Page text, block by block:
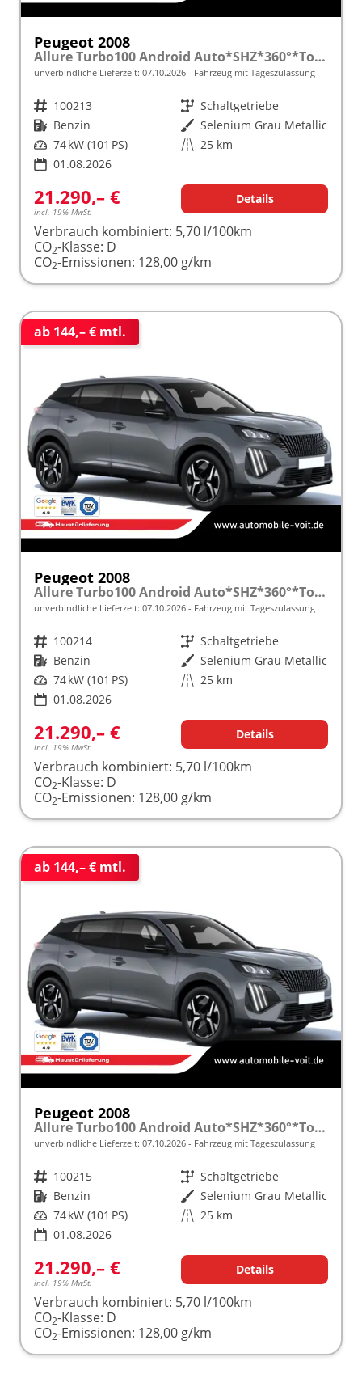
Peugeot 2008
Allure Turbo100 Android Auto*SHZ*360°*Totwinkel*Klimaauto
unverbindliche Lieferzeit: 07.10.2026 Fahrzeug mit Tageszulassung
Fahrzeugnr. 100213 Getriebe Schaltgetriebe
Kraftstoff Benzin Außenfarbe Selenium Grau Metallic
Leistung 74 kW (101 PS) Kilometerstand 25 km
01.08.2026
21.290,– €
incl. 19% MwSt.
Details
Verbrauch kombiniert: 5,70 l/100km
CO2-Klasse: D
CO2-Emissionen: 128,00 g/km
ab 144,– € mtl.
Peugeot 2008
Allure Turbo100 Android Auto*SHZ*360°*Totwinkel*Klimaauto
unverbindliche Lieferzeit: 07.10.2026 Fahrzeug mit Tageszulassung
Fahrzeugnr. 100214 Getriebe Schaltgetriebe
Kraftstoff Benzin Außenfarbe Selenium Grau Metallic
Leistung 74 kW (101 PS) Kilometerstand 25 km
01.08.2026
21.290,– €
incl. 19% MwSt.
Details
Verbrauch kombiniert: 5,70 l/100km
CO2-Klasse: D
CO2-Emissionen: 128,00 g/km
ab 144,– € mtl.
Peugeot 2008
Allure Turbo100 Android Auto*SHZ*360°*Totwinkel*Klimaauto
unverbindliche Lieferzeit: 07.10.2026 Fahrzeug mit Tageszulassung
Fahrzeugnr. 100215 Getriebe Schaltgetriebe
Kraftstoff Benzin Außenfarbe Selenium Grau Metallic
Leistung 74 kW (101 PS) Kilometerstand 25 km
01.08.2026
21.290,– €
incl. 19% MwSt.
Details
Verbrauch kombiniert: 5,70 l/100km
CO2-Klasse: D
CO2-Emissionen: 128,00 g/km